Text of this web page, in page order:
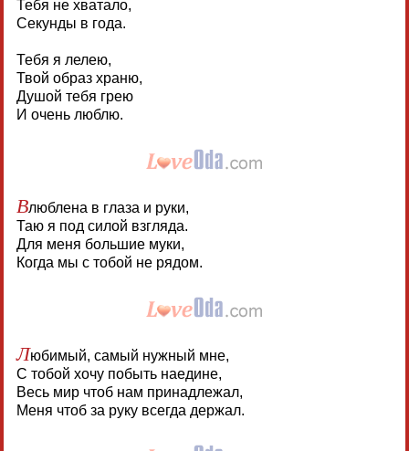
Тебя не хватало,
Секунды в года.
Тебя я лелею,
Твой образ храню,
Душой тебя грею
И очень люблю.
Влюблена в глаза и руки,
Таю я под силой взгляда.
Для меня большие муки,
Когда мы с тобой не рядом.
Любимый, самый нужный мне,
С тобой хочу побыть наедине,
Весь мир чтоб нам принадлежал,
Меня чтоб за руку всегда держал.